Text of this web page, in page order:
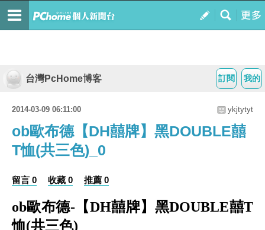
我的
訂閱
台灣PcHome博客
2014-03-09 06:11:00 ykjtytyt
ob歐布德【DH囍牌】黑DOUBLE囍
T恤(共三色)_0
留言 0 收藏 0 推薦 0
ob歐布德-【DH囍牌】黑DOUBLE囍T
恤(共三色)